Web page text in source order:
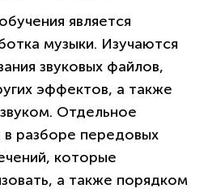
является
музыки. Изучаются
звуковых файлов,
эффектов, а также
Отдельное
разборе передовых
которые
а также порядком